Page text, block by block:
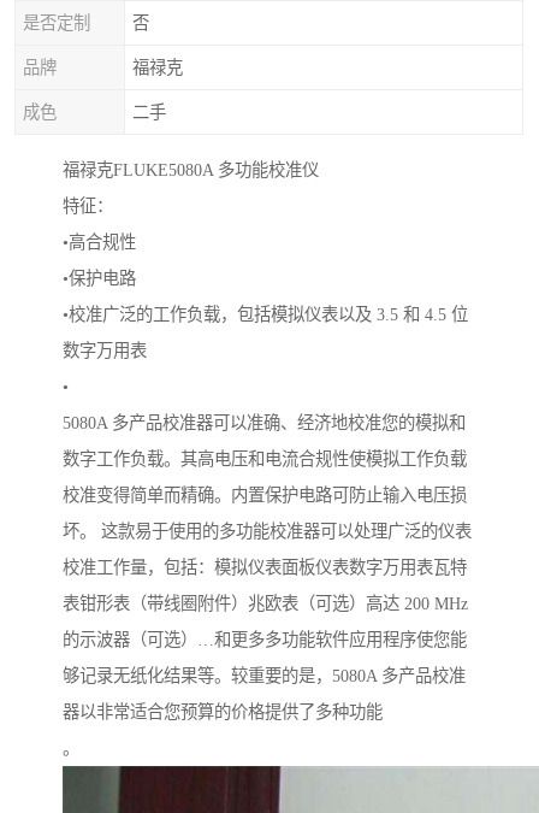
是否定制 否
品牌 福禄克
成色 二手
福禄克FLUKE5080A 多功能校准仪
特征：
•高合规性
•保护电路
•校准广泛的工作负载，包括模拟仪表以及 3.5 和 4.5 位
数字万用表
•
5080A 多产品校准器可以准确、经济地校准您的模拟和
数字工作负载。其高电压和电流合规性使模拟工作负载
校准变得简单而精确。内置保护电路可防止输入电压损
坏。 这款易于使用的多功能校准器可以处理广泛的仪表
校准工作量，包括：模拟仪表面板仪表数字万用表瓦特
表钳形表（带线圈附件）兆欧表（可选）高达 200 MHz
的示波器（可选）…和更多多功能软件应用程序使您能
够记录无纸化结果等。较重要的是，5080A 多产品校准
器以非常适合您预算的价格提供了多种功能
。